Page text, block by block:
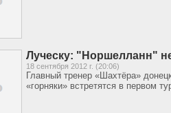
Луческу: "Норшелланн"
18 сентября 2012 г. (20:06)
Главный тренер «Шахтёра»
«горняки» встретятся в первом